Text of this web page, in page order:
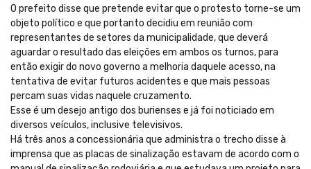
O prefeito disse que pretende evitar que o protesto torne-se um
objeto político e que portanto decidiu em reunião com
representantes de setores da municipalidade, que deverá
aguardar o resultado das eleições em ambos os turnos, para
então exigir do novo governo a melhoria daquele acesso, na
tentativa de evitar futuros acidentes e que mais pessoas
percam suas vidas naquele cruzamento.
Esse é um desejo antigo dos burienses e já foi noticiado em
diversos veículos, inclusive televisivos.
Há três anos a concessionária que administra o trecho disse à
imprensa que as placas de sinalização estavam de acordo com o